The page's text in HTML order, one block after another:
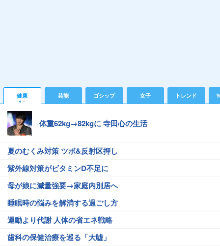
健康 芸能 ゴシップ 女子 トレンド
体重62kg→82kgに 寺田心の生活
夏のむくみ対策 ツボ&反射区押し
紫外線対策がビタミンD不足に
母が娘に減量強要→家庭内別居へ
睡眠時の悩みを解消する過ごし方
運動より代謝 人体の省エネ戦略
歯科の保健治療を巡る「大嘘」